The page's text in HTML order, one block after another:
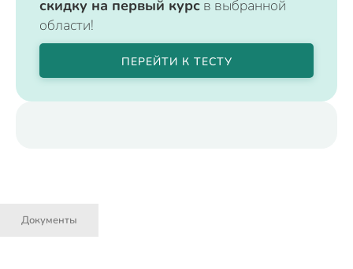
скидку на первый курс в выбранной
области!
ПЕРЕЙТИ К ТЕСТУ
Документы